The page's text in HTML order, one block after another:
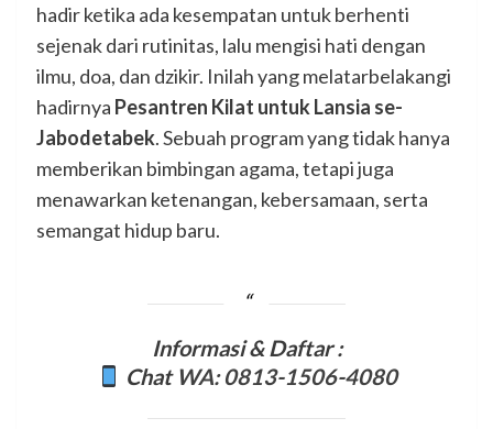
hadir ketika ada kesempatan untuk berhenti
sejenak dari rutinitas, lalu mengisi hati dengan
ilmu, doa, dan dzikir. Inilah yang melatarbelakangi
hadirnya Pesantren Kilat untuk Lansia se-
Jabodetabek. Sebuah program yang tidak hanya
memberikan bimbingan agama, tetapi juga
menawarkan ketenangan, kebersamaan, serta
semangat hidup baru.
Informasi & Daftar :
Chat WA: 0813-1506-4080